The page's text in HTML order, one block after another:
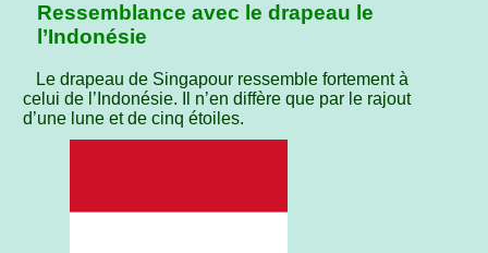
Ressemblance avec le drapeau le
l’Indonésie
Le drapeau de Singapour ressemble fortement à
celui de l’Indonésie. Il n’en diffère que par le rajout
d’une lune et de cinq étoiles.